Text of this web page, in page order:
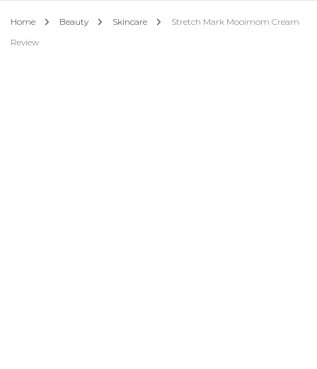
Home Beauty Skincare
Stretch Mark Mooimom Cream
Review